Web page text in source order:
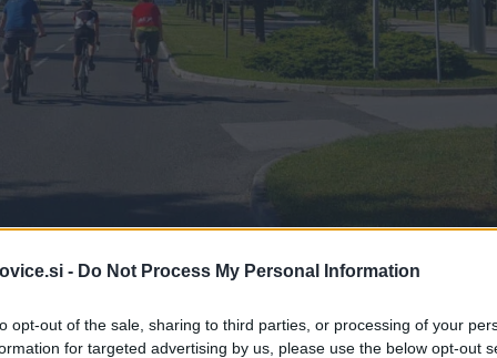
- Do Not Process My Personal Information
opt-out of the sale, sharing to third parties, or processing of your
for targeted advertising by us, please use the below opt-out
Občina Ravne na Koroškem pripravlja prav posebno